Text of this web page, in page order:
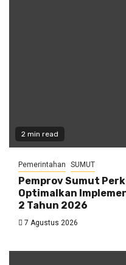
2 min read
Pemerintahan SUMUT
Pemprov Sumut
Optimalkan
2 Tahun 2026
7 Agustus 2026